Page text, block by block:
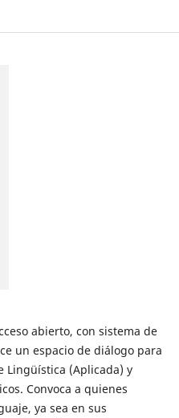
abierto, con sistema de
un espacio de diálogo para
Lingüística (Aplicada) y
Convoca a quienes
ya sea en sus